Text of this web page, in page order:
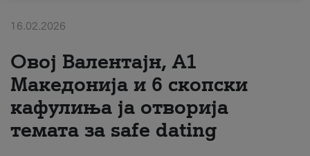
#ПодобарОнлајн
16.02.2026
Овој Валентајн, A1
Македонија и 6 скопски
кафулиња ја отворија
темата за safe dating